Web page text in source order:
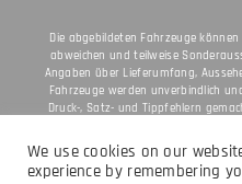
Die abgebildeten Fahrzeuge
abweichen und teilweise
Angaben über Lieferumfang,
Fahrzeuge werden unverbindlich
Druck-, Satz- und Tippfehlern
abgeleitet werden. Bei veredelten
Prozessschwankungen zu
Verbrauchswerte beziehen sich auf
We use cookies on our
experience by remembering